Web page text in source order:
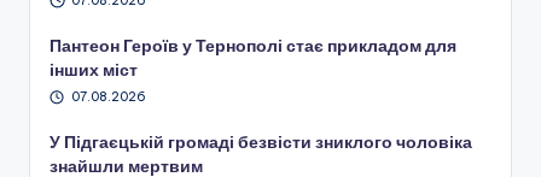
Пантеон Героїв у Тернополі стає прикладом для
інших міст
07.08.2026
У Підгаєцькій громаді безвісти зниклого чоловіка
знайшли мертвим